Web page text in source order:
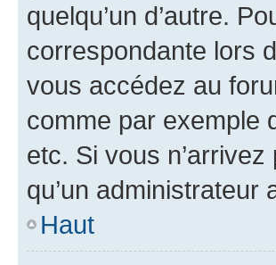
quelqu’un d’autre.
correspondante lors
vous accédez au
comme par exemple
etc. Si vous
qu’un administrateur
Haut